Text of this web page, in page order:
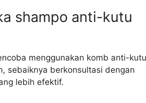
shampo anti-kutu
menggunakan komb anti-kutu
sebaiknya berkonsultasi dengan
lebih efektif.